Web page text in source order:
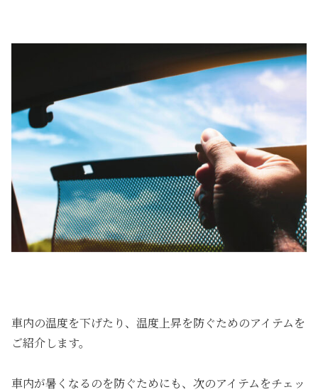
車内の温度を下げたり、温度上昇を防ぐためのアイテムを
ご紹介します。
車内が暑くなるのを防ぐためにも、次のアイテムをチェッ